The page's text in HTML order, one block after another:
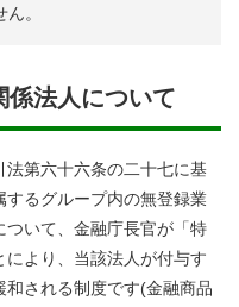
。
係法人について
法第六十六条の二十七に基
るグループ内の無登録業
いて、金融庁長官が「特
より、当該法人が付与す
される制度です(金融商品